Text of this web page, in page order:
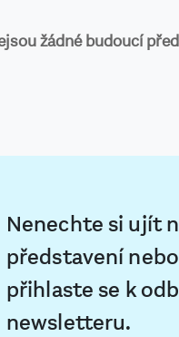
žádné budoucí
Nenechte si ujít
představení
přihlaste se k
newsletteru.